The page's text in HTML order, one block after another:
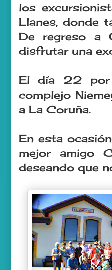
los
Llanes, donde
De regreso a
disfrutar una
El día 22 por
complejo
a La Coruña.
En esta
mejor amigo
deseando que